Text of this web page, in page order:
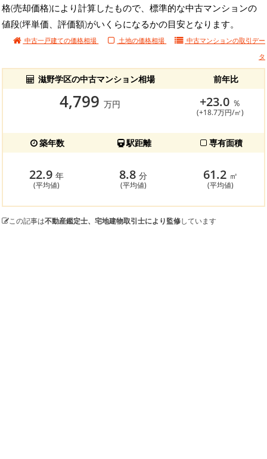
格(売却価格)により計算したもので、標準的な中古マンションの
値段(坪単価、評価額)がいくらになるかの目安となります。
中古一戸建ての価格相場 土地の価格相場 中古マンションの取引デー
タ
滋野学区の中古マンション相場 前年比
4,799 万円 +23.0 ％
(+18.7万円/㎡)
築年数 駅距離 専有面積
22.9 年
(平均値)
8.8分
(平均値)
61.2 ㎡
(平均値)
この記事は不動産鑑定士、宅地建物取引士により監修しています